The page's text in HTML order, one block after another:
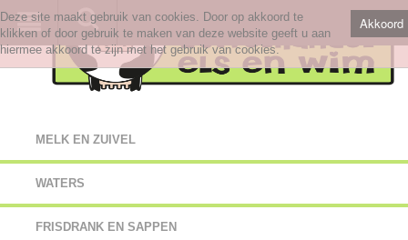
MELK EN ZUIVEL
WATERS
FRISDRANK EN SAPPEN
Akkoord
Deze site maakt gebruik van cookies. Door op akkoord te
klikken of door gebruik te maken van deze website geeft u aan
hiermee akkoord te zijn met het gebruik van cookies.